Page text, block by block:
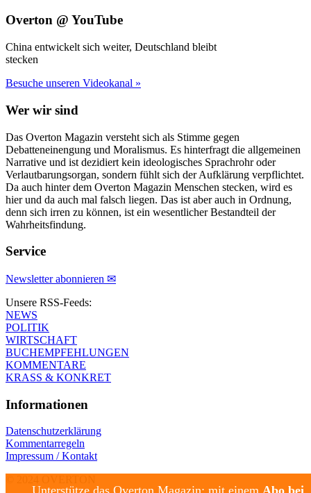
Overton @ YouTube
China entwickelt sich weiter, Deutschland bleibt
stecken
Besuche unseren Videokanal »
Wer wir sind
Das Overton Magazin versteht sich als Stimme gegen
Debatteneinengung und Moralismus. Es hinterfragt die allgemeinen
Narrative und ist dezidiert kein ideologisches Sprachrohr oder
Verlautbarungsorgan, sondern fühlt sich der Aufklärung verpflichtet.
Da auch hinter dem Overton Magazin Menschen stecken, wird es
hier und da auch mal falsch liegen. Das ist aber auch in Ordnung,
denn sich irren zu können, ist ein wesentlicher Bestandteil der
Wahrheitsfindung.
Service
Newsletter abonnieren ✉
Unsere RSS-Feeds:
NEWS
POLITIK
WIRTSCHAFT
BUCHEMPFEHLUNGEN
KOMMENTARE
KRASS & KONKRET
Informationen
Datenschutzerklärung
Kommentarregeln
Impressum / Kontakt
Unterstütze das Overton Magazin: mit einem Abo bei